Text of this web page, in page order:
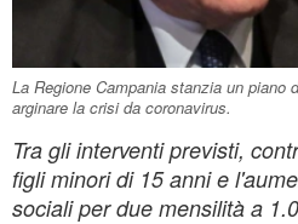
La Regione Campania stanzia un piano
arginare la crisi da coronavirus.
Tra gli interventi previsti,
figli minori di 15 anni e
sociali per due mensilità a